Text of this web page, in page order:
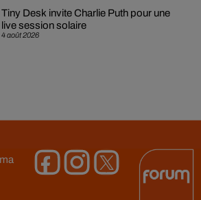
4 août 2026
Tiny Desk invite Charlie Puth pour une
live session solaire